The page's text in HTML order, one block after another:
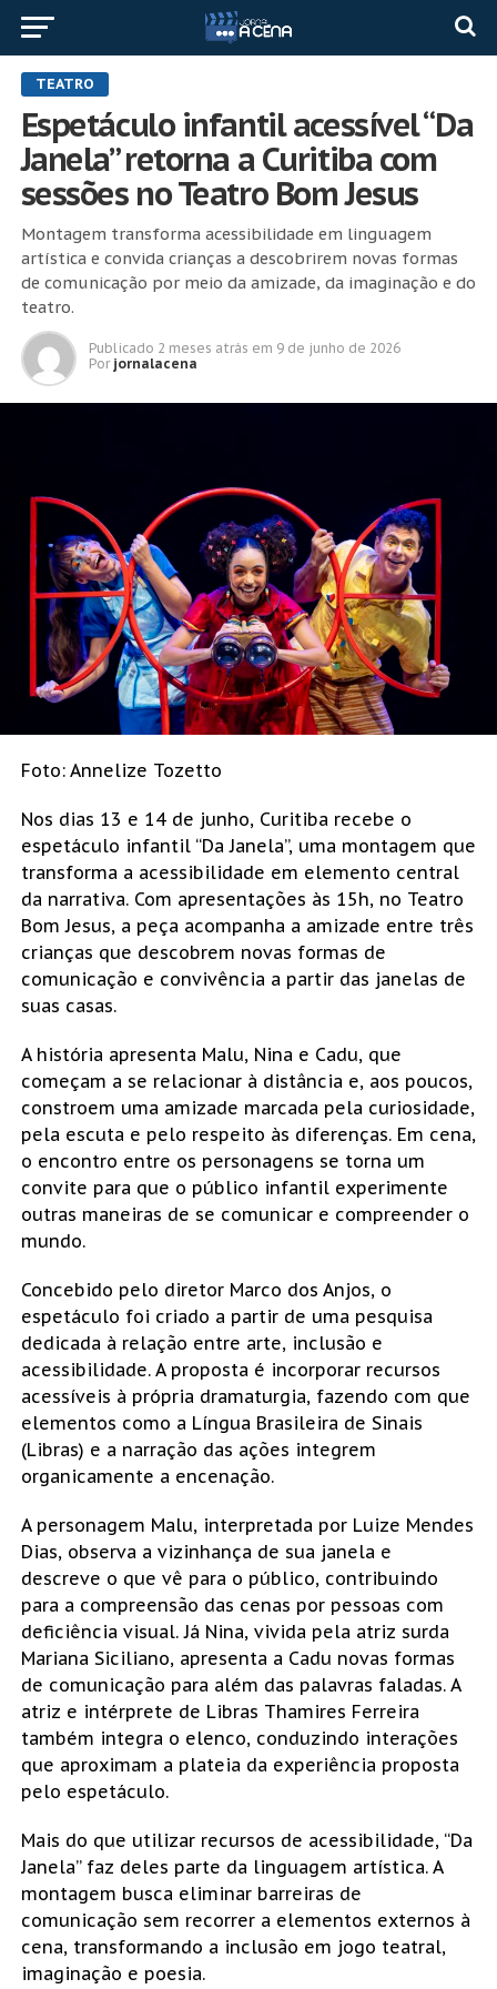
TEATRO
Espetáculo infantil acessível “Da
Janela” retorna a Curitiba com
sessões no Teatro Bom Jesus
Montagem transforma acessibilidade em linguagem
artística e convida crianças a descobrirem novas formas
de comunicação por meio da amizade, da imaginação e do
teatro.
Publicado 2 meses atrás em 9 de junho de 2026
Por jornalacena
Foto: Annelize Tozetto
Nos dias 13 e 14 de junho, Curitiba recebe o
espetáculo infantil “Da Janela”, uma montagem que
transforma a acessibilidade em elemento central
da narrativa. Com apresentações às 15h, no Teatro
Bom Jesus, a peça acompanha a amizade entre três
crianças que descobrem novas formas de
comunicação e convivência a partir das janelas de
suas casas.
A história apresenta Malu, Nina e Cadu, que
começam a se relacionar à distância e, aos poucos,
constroem uma amizade marcada pela curiosidade,
pela escuta e pelo respeito às diferenças. Em cena,
o encontro entre os personagens se torna um
convite para que o público infantil experimente
outras maneiras de se comunicar e compreender o
mundo.
Concebido pelo diretor Marco dos Anjos, o
espetáculo foi criado a partir de uma pesquisa
dedicada à relação entre arte, inclusão e
acessibilidade. A proposta é incorporar recursos
acessíveis à própria dramaturgia, fazendo com que
elementos como a Língua Brasileira de Sinais
(Libras) e a narração das ações integrem
organicamente a encenação.
A personagem Malu, interpretada por Luize Mendes
Dias, observa a vizinhança de sua janela e
descreve o que vê para o público, contribuindo
para a compreensão das cenas por pessoas com
deficiência visual. Já Nina, vivida pela atriz surda
Mariana Siciliano, apresenta a Cadu novas formas
de comunicação para além das palavras faladas. A
atriz e intérprete de Libras Thamires Ferreira
também integra o elenco, conduzindo interações
que aproximam a plateia da experiência proposta
pelo espetáculo.
Mais do que utilizar recursos de acessibilidade, “Da
Janela” faz deles parte da linguagem artística. A
montagem busca eliminar barreiras de
comunicação sem recorrer a elementos externos à
cena, transformando a inclusão em jogo teatral,
imaginação e poesia.